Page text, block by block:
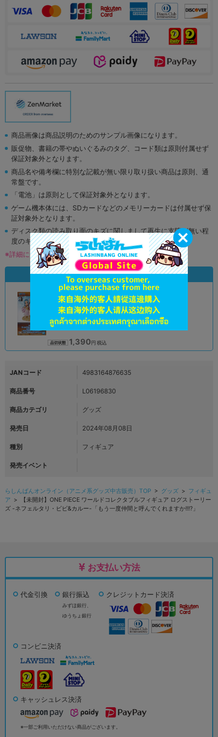
商品画像は商品説明のためのサンプル画像になります。
販促物、書籍の帯やぬいぐるみのタグ、コード類は原則付属せず
保証対象外となります。
商品名や備考欄に特別な記載が無い限り取り扱い商品は原則、通
常盤です。
「電池」は原則として保証対象外となります。
ゲーム機本体には、SDカードなどのメモリーカードは付属せず保
証対象外となります。
ディスク類の読み取り面のキズに関しまして再生に支障が無い程
度のキズがある場合がございます。
※詳細につきましてはコチラ
状態違いの同一商品
状態 :A
オンライン
品切状態 1,390円 税込
JANコード 4983164876635
商品番号 L06196830
商品カテゴリ グッズ
発売日 2024年08月08日
種別 フィギュア
発売イベント
らしんばんオンライン（アニメ系グッズ中古販売）TOP > グッズ > フィギュ
ア > 【未開封】ONE PIECE ワールドコレクタブルフィギュア ログストーリー
ズ -ネフェルタリ・ビビ&カルー-「もう一度仲間と呼んでくれますか!!!?」
お支払い方法
代金引換 銀行振込
みずほ銀行、
ゆうちょ銀行
クレジットカード決済
コンビニ決済
キャッシュレス決済
※一部ご利用いただけない商品がございます。